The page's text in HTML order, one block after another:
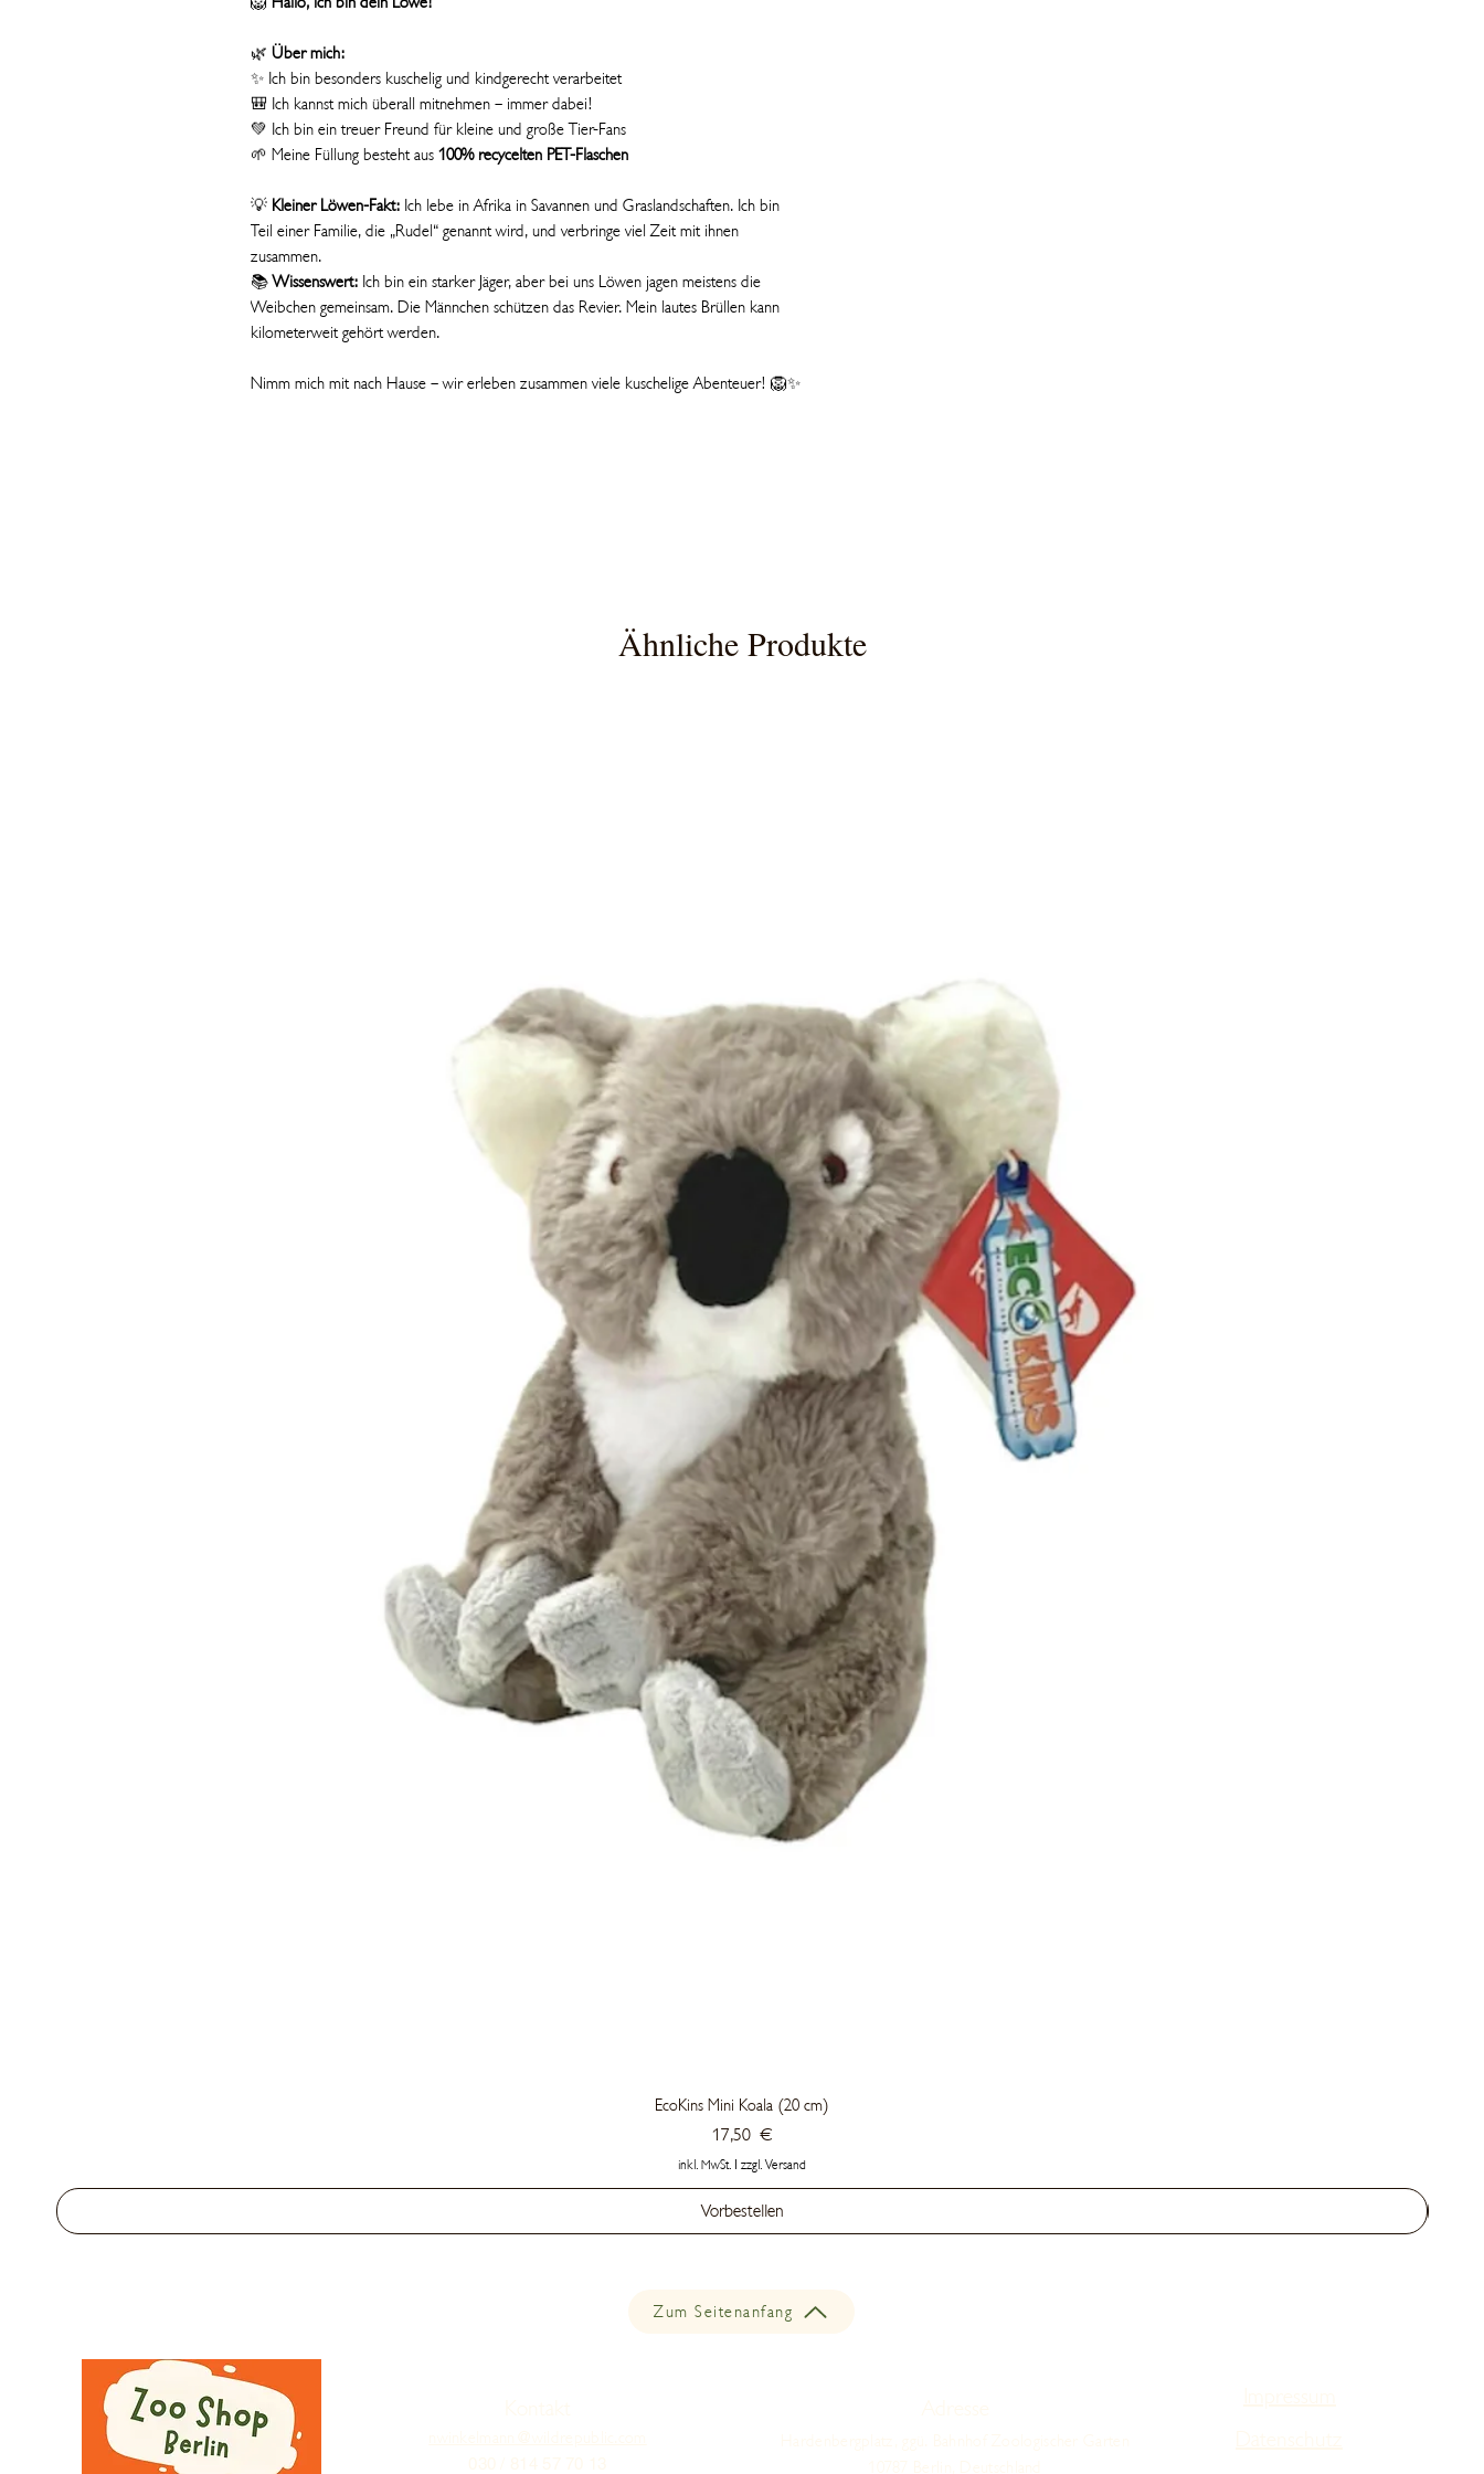
🌿 Über mich:
✨ Ich bin besonders kuschelig und kindgerecht verarbeitet
🎒 Ich kannst mich überall mitnehmen – immer dabei!
💚 Ich bin ein treuer Freund für kleine und große Tier-Fans
🌱 Meine Füllung besteht aus 100% recycelten PET-Flaschen
💡 Kleiner Löwen-Fakt: Ich lebe in Afrika in Savannen und Graslandschaften. Ich bin
Teil einer Familie, die „Rudel“ genannt wird, und verbringe viel Zeit mit ihnen
zusammen.
📚Wissenswert: Ich bin ein starker Jäger, aber bei uns Löwen jagen meistens die
Weibchen gemeinsam. Die Männchen schützen das Revier. Mein lautes Brüllen kann
kilometerweit gehört werden.
Nimm mich mit nach Hause – wir erleben zusammen viele kuschelige Abenteuer! 🦁✨
Ähnliche Produkte
EcoKins Mini Koala (20 cm)
Preis
17,50 €
inkl. MwSt. | zzgl. Versand
Vorbestellen
Zum Seitenanfang